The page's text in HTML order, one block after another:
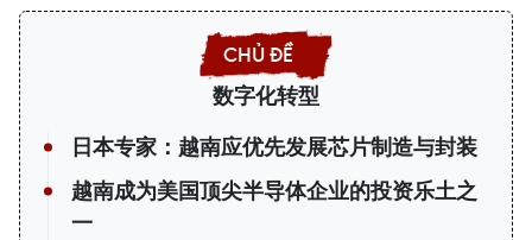
数字化转型
日本专家：越南应优先发展芯片制造与封装
越南成为美国顶尖半导体企业的投资乐土之
一